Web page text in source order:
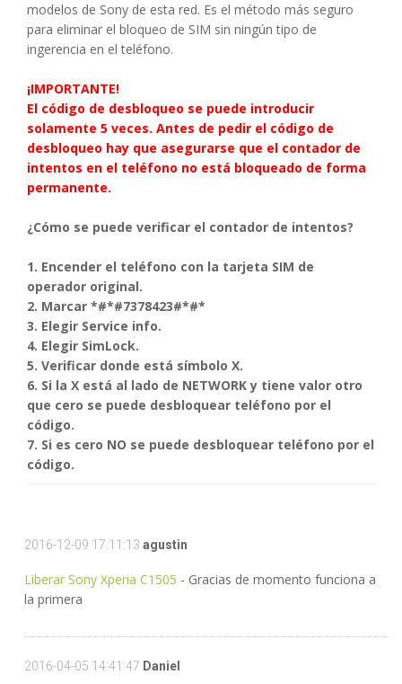
modelos de Sony de esta red. Es el método más seguro
para eliminar el bloqueo de SIM sin ​​ningún tipo de
ingerencia en el teléfono.
¡IMPORTANTE!
El código de desbloqueo se puede introducir
solamente 5 veces. Antes de pedir el código de
desbloqueo hay que asegurarse que el contador de
intentos en el teléfono no está bloqueado de forma
permanente.
¿Cómo se puede verificar el contador de intentos?
1. Encender el teléfono con la tarjeta SIM de
operador original.
2. Marcar *#*#7378423#*#*
3. Elegir Service info.
4. Elegir SimLock.
5. Verificar donde está símbolo X.
6. Si la X está al lado de NETWORK y tiene valor otro
que cero se puede desbloquear teléfono por el
código.
7. Si es cero NO se puede desbloquear teléfono por el
código.
2016-12-09 17:11:13 agustin
Liberar Sony Xperia C1505 - Gracias de momento funciona a
la primera
2016-04-05 14:41:47 Daniel